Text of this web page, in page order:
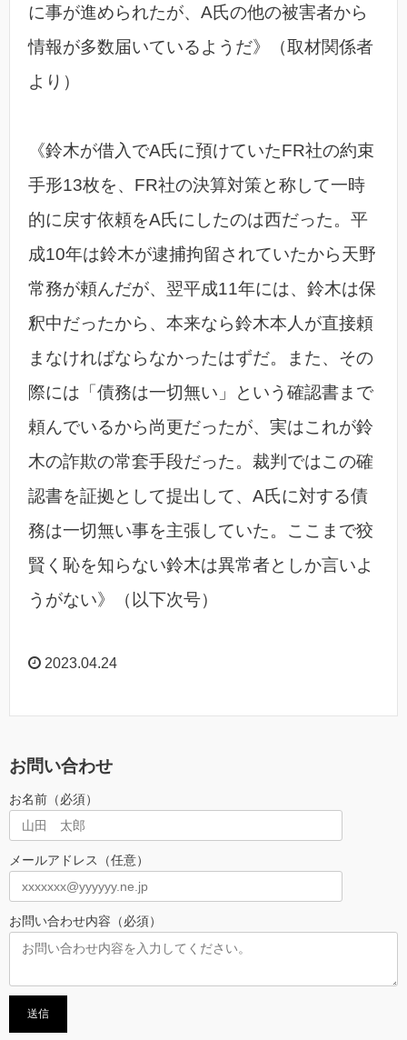
に事が進められたが、A氏の他の被害者から
情報が多数届いているようだ》（取材関係者
より）
《鈴木が借入でA氏に預けていたFR社の約束
手形13枚を、FR社の決算対策と称して一時
的に戻す依頼をA氏にしたのは西だった。平
成10年は鈴木が逮捕拘留されていたから天野
常務が頼んだが、翌平成11年には、鈴木は保
釈中だったから、本来なら鈴木本人が直接頼
まなければならなかったはずだ。また、その
際には「債務は一切無い」という確認書まで
頼んでいるから尚更だったが、実はこれが鈴
木の詐欺の常套手段だった。裁判ではこの確
認書を証拠として提出して、A氏に対する債
務は一切無い事を主張していた。ここまで狡
賢く恥を知らない鈴木は異常者としか言いよ
うがない》（以下次号）
2023.04.24
お問い合わせ
お名前（必須）
メールアドレス（任意）
お問い合わせ内容（必須）